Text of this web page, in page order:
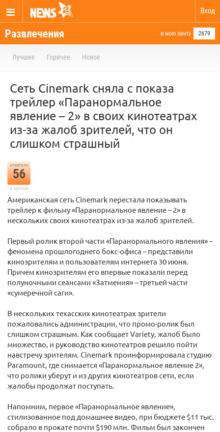
Вход
Развлечения в мою ленту 2679
Лучшее Горячее Новое
Сеть Cinemark сняла с показа
трейлер «Паранормальное
явление – 2» в своих кинотеатрах
из-за жалоб зрителей, что он
слишком страшный
отметили
56
в архиве
Американская сеть Cinemark перестала показывать
трейлер к фильму «Паранормальное явление – 2» в
нескольких своих кинотеатрах из-за жалоб зрителей.
Первый ролик второй части «Паранормального явления» –
феномена прошлогоднего бокс-офиса – представили
кинозрителям и пользователям интернета 30 июня.
Причем кинозрителям его впервые показали перед
полуночными сеансами «Затмения» – третьей части
«сумеречной саги».
В нескольких техасских кинотеатрах зрители
пожаловались администрации, что промо-ролик был
слишком страшным. Как сообщает Variety, жалоб было
множество, и руководство кинотеатров решило пойти
навстречу зрителям. Cinemark проинформировала студию
Paramount, где снимается «Паранормальное явление 2»,
что ролики уберут и из других кинотеатров сети, если
жалобы продолжат поступать.
Напомним, первое «Паранормальное явление»,
стилизованное под домашнее видео, при бюджете $11 тыс.
собрало в прокате почти $190 млн. Фильм был закончен